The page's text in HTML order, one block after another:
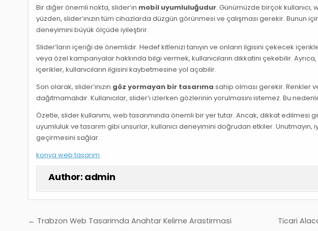
Bir diğer önemli nokta, slider’ın mobil uyumluluğudur. Günümüzde birçok
yüzden, slider’ınızın tüm cihazlarda düzgün görünmesi ve çalışması gerekir. Bunun
deneyimini büyük ölçüde iyileştirir.
Slider’ların içeriği de önemlidir. Hedef kitlenizi tanıyın ve onların ilgisini çekecek
veya özel kampanyalar hakkında bilgi vermek, kullanıcıların dikkatini çekebilir. Ayrıca,
içerikler, kullanıcıların ilgisini kaybetmesine yol açabilir.
Son olarak, slider’ınızın göz yormayan bir tasarıma sahip olması gerekir. Renkler
dağıtmamalıdır. Kullanıcılar, slider’ı izlerken gözlerinin yorulmasını istemez. Bu
Özetle, slider kullanımı, web tasarımında önemli bir yer tutar. Ancak, dikkat edilmesi
uyumluluk ve tasarım gibi unsurlar, kullanıcı deneyimini doğrudan etkiler. Unutmayın,
geçirmesini sağlar.
konya web tasarım
Author: admin
Yazı Ticari
← Trabzon Web Tasarimda Anahtar Kelime Arastirmasi